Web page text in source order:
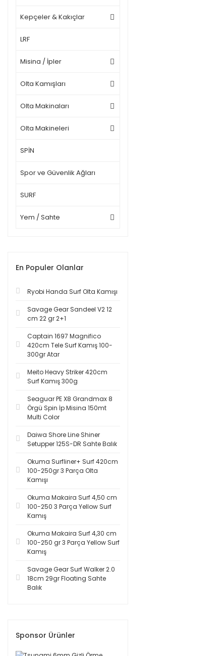
Kepçeler & Kakıçlar
LRF
Misina / İpler
Olta Kamışları
Olta Makinaları
Olta Makineleri
SPİN
Spor ve Güvenlik Ağları
SURF
Yem / Sahte
En Populer Olanlar
Ryobi Handa Surf Olta Kamışı
Savage Gear Sandeel V2 12
cm 22 gr 2+1
Captain 1697 Magnifico
420cm Tele Surf Kamış 100-
300gr Atar
Meito Heavy Striker 420cm
Surf Kamış 300g
Seaguar PE X8 Grandmax 8
Örgü Spin İp Misina 150mt
Multi Color
Daiwa Shore Line Shiner
Setupper 125S-DR Sahte Balık
Okuma Surfliner+ Surf 420cm
100-250gr 3 Parça Olta
Kamışı
Okuma Makaira Surf 4,50 cm
100-250 3 Parça Yellow Surf
Kamış
Okuma Makaira Surf 4,30 cm
100-250 gr 3 Parça Yellow Surf
Kamış
Savage Gear Surf Walker 2.0
18cm 29gr Floating Sahte
Balık
Sponsor Ürünler